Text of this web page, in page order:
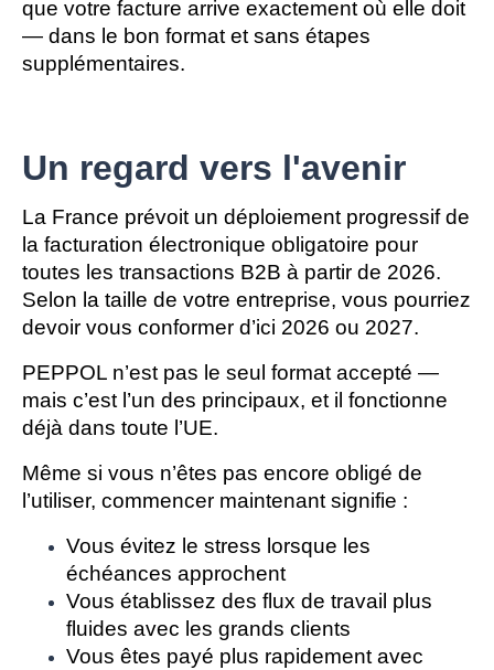
que votre facture arrive exactement où elle doit
— dans le bon format et sans étapes
supplémentaires.
Un regard vers l'avenir
La France prévoit un déploiement progressif de
toutes les transactions B2B à partir de 2026.
Selon la taille de votre entreprise, vous pourriez
devoir vous conformer d’ici 2026 ou 2027.
PEPPOL n’est pas le seul format accepté —
mais c’est l’un des principaux, et il fonctionne
déjà dans toute l’UE.
Même si vous n’êtes pas encore obligé de
l’utiliser, commencer maintenant signifie :
Vous évitez le stress lorsque les
échéances approchent
Vous établissez des flux de travail plus
fluides avec les grands clients
Vous êtes payé plus rapidement avec